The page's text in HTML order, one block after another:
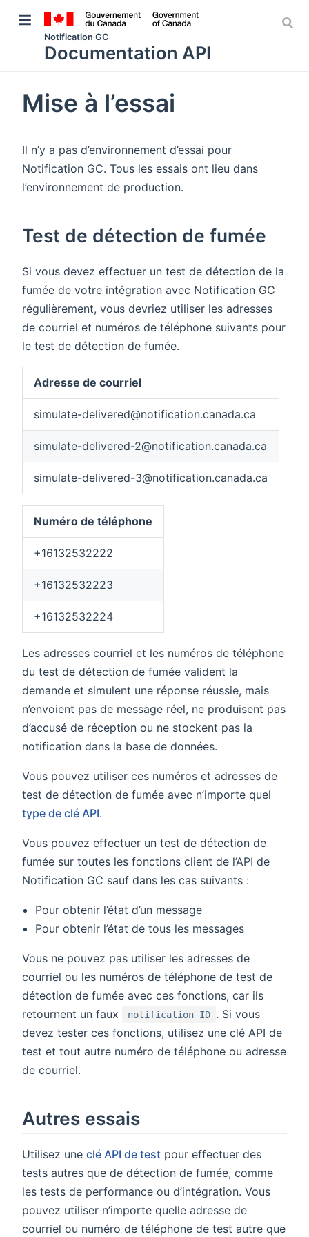
Notification GC
Documentation API
window)
Mise à l’essai
Il n’y a pas d’environnement d’essai pour
Notification GC. Tous les essais ont lieu dans
l’environnement de production.
Test de détection de fumée
Si vous devez effectuer un test de détection de la
fumée de votre intégration avec Notification GC
régulièrement, vous devriez utiliser les adresses
de courriel et numéros de téléphone suivants pour
le test de détection de fumée.
Adresse de courriel
simulate-delivered@notification.canada.ca
simulate-delivered-2@notification.canada.ca
simulate-delivered-3@notification.canada.ca
Numéro de téléphone
+16132532222
+16132532223
+16132532224
Les adresses courriel et les numéros de téléphone
du test de détection de fumée valident la
demande et simulent une réponse réussie, mais
n’envoient pas de message réel, ne produisent pas
d’accusé de réception ou ne stockent pas la
notification dans la base de données.
Vous pouvez utiliser ces numéros et adresses de
test de détection de fumée avec n’importe quel
type de clé API.
Vous pouvez effectuer un test de détection de
fumée sur toutes les fonctions client de l’API de
Notification GC sauf dans les cas suivants :
Pour obtenir l’état d’un message
Pour obtenir l’état de tous les messages
Vous ne pouvez pas utiliser les adresses de
courriel ou les numéros de téléphone de test de
détection de fumée avec ces fonctions, car ils
retournent un faux
notification_ID . Si vous
devez tester ces fonctions, utilisez une clé API de
test et tout autre numéro de téléphone ou adresse
de courriel.
Autres essais
Utilisez une clé API de test pour effectuer des
tests autres que de détection de fumée, comme
les tests de performance ou d’intégration. Vous
pouvez utiliser n’importe quelle adresse de
courriel ou numéro de téléphone de test autre que